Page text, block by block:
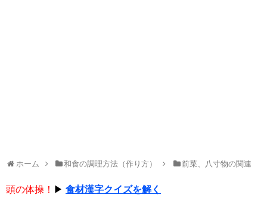
ホーム 和食の調理方法（作り方） 前菜、八寸物の関連
頭の体操！ ▶ 食材漢字クイズを解く